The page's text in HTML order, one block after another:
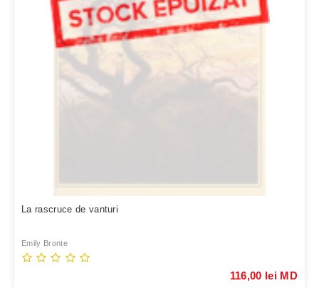
La rascruce de vanturi
Emily Bronte
116,00 lei MD